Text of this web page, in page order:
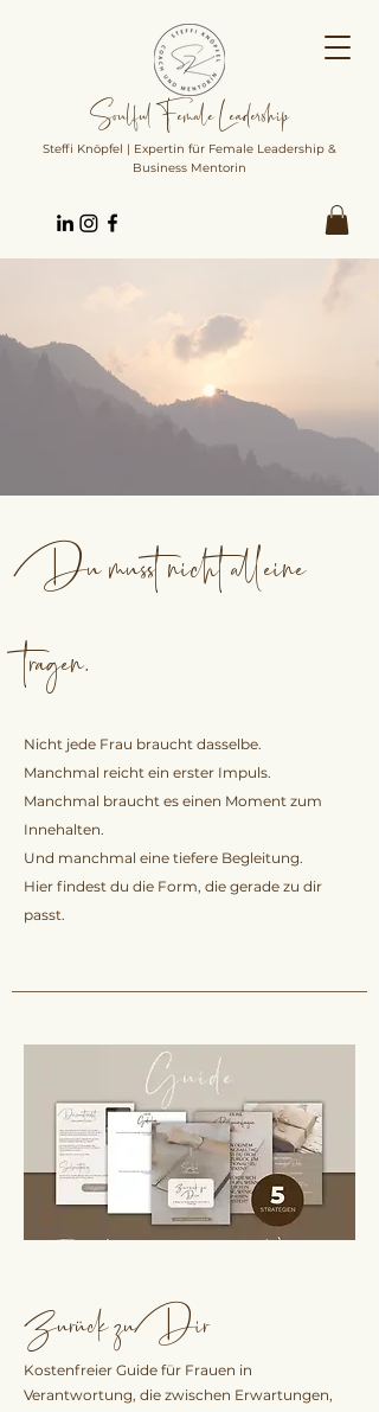
Soulful Female Leadership
Steffi Knöpfel | Expertin für Female Leadership &
Business Mentorin
Du musst nicht alleine
tragen.
Nicht jede Frau braucht dasselbe.​
Manchmal reicht ein erster Impuls.​
Manchmal braucht es einen Moment zum
Innehalten.​
Und manchmal eine tiefere Begleitung.​
Hier findest du die Form, die gerade zu dir
passt.
Zurück zu Dir
Kostenfreier Guide für Frauen in
Verantwortung, die zwischen Erwartungen,